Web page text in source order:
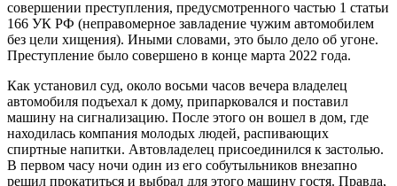
совершении преступления, предусмотренного частью 1 статьи
166 УК РФ (неправомерное завладение чужим автомобилем
без цели хищения). Иными словами, это было дело об угоне.
Преступление было совершено в конце марта 2022 года.
Как установил суд, около восьми часов вечера владелец
автомобиля подъехал к дому, припарковался и поставил
машину на сигнализацию. После этого он вошел в дом, где
находилась компания молодых людей, распивающих
спиртные напитки. Автовладелец присоединился к застолью.
В первом часу ночи один из его собутыльников внезапно
решил прокатиться и выбрал для этого машину гостя. Правда,